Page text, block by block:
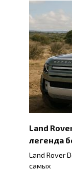
Land
легенда
Land Rover
самых